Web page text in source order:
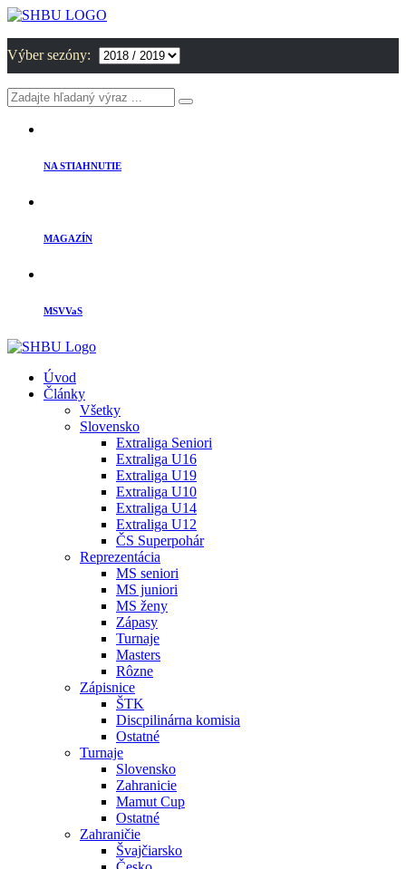
Výber sezóny:
NA STIAHNUTIE
MAGAZÍN
MSVVaS
Úvod
Články
Všetky
Slovensko
Extraliga Seniori
Extraliga U16
Extraliga U19
Extraliga U10
Extraliga U14
Extraliga U12
ČS Superpohár
Reprezentácia
MS seniori
MS juniori
MS ženy
Zápasy
Turnaje
Masters
Rôzne
Zápisnice
ŠTK
Discpilinárna komisia
Ostatné
Turnaje
Slovensko
Zahranicie
Mamut Cup
Ostatné
Zahraničie
Švajčiarsko